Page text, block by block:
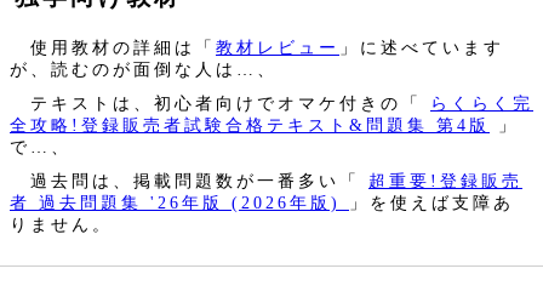
使用教材の詳細は「 教材レビュー 」に述べています
が、読むのが面倒な人は…、
テキストは、初心者向けでオマケ付きの「
らくらく完
全攻略!登録販売者試験合格テキスト&問題集 第4版
」
で…、
過去問は、掲載問題数が一番多い「
超重要!登録販売
者 過去問題集 '26年版 (2026年版)
」を使えば支障あ
りません。